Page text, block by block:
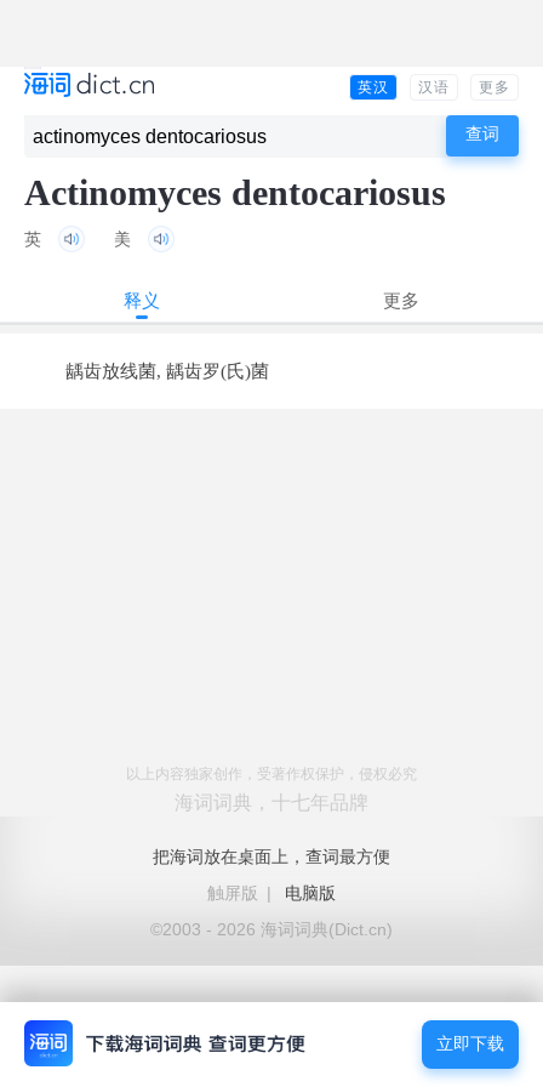
英汉 汉语 更多
Actinomyces dentocariosus
英 美
释义 更多
龋齿放线菌, 龋齿罗(氏)菌
以上内容独家创作，受著作权保护，侵权必究
海词词典，十七年品牌
把海词放在桌面上，查词最方便
触屏版
|
电脑版
©2003 - 2026 海词词典(Dict.cn)
立即下载
立即下载